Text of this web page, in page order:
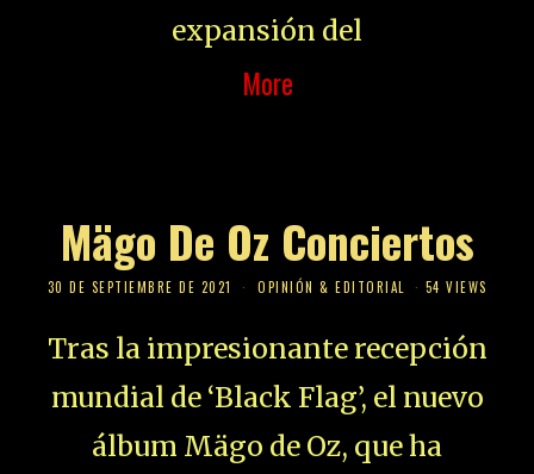
expansión del
More
Mägo De Oz Conciertos
30 DE SEPTIEMBRE DE 2021 OPINIÓN & EDITORIAL 54 VIEWS
Tras la impresionante recepción
mundial de ‘Black Flag’, el nuevo
álbum Mägo de Oz, que ha